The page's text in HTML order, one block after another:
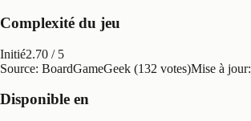
Complexité du jeu
Initié2.70 / 5
Source: BoardGameGeek (132 votes)Mise à jour:
Disponible en